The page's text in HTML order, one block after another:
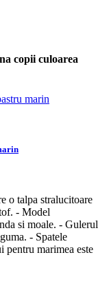
copii culoarea
o talpa stralucitoare
- Model
si moale. - Gulerul
- Spatele
marimea este